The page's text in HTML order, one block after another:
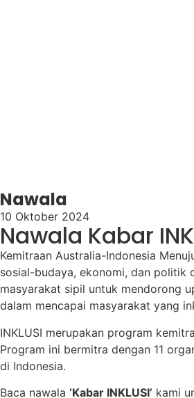
Nawala
10 Oktober 2024
Nawala Kabar
Kemitraan Australia-Indonesia
sosial-budaya, ekonomi, dan politik
masyarakat sipil untuk mendorong
dalam mencapai masyarakat yang
INKLUSI merupakan program
Program ini bermitra dengan 11
di Indonesia.
Baca nawala ‘Kabar INKLUSI’ kami